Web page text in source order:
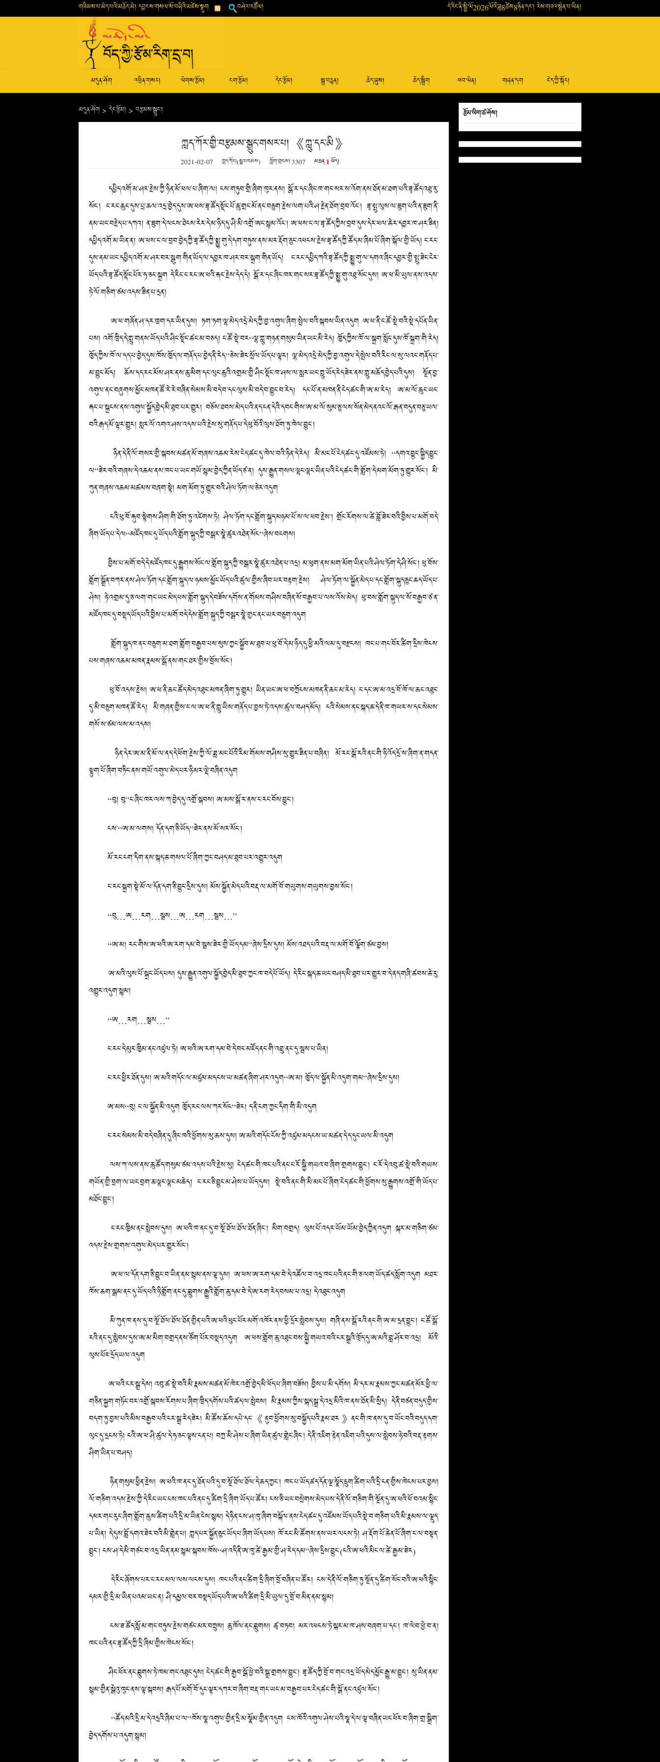
གཟིམས་པ་མེད་པའི་མཆོད་མེ། དབྱངས་གསལ་སོ་བཞིའི་མཛེས་སྡུག བཤེར་འཚོལ། དེ་རིང་ནི་སྤྱི་ལོ2026ལོའི་ཟླ8ཚེས8ཉིན་དང་། རེས་གཟའ་སྤེན་པ་ཡིན།
མདུན་ཤོག འཕྲིན་གསར། ལེགས་རྩོམ། ངག་རྩོམ། དེང་རྩོམ། སྒྲ་བརྙན། ཆེད་ཞུས། ཆེད་སྒྲིག ཕབ་ལེན། གཞན་དག ངེད་ཀྱི་སྐོར།
མདུན་ཤོག > དེང་རྩོམ། > བརྩམས་སྒྲུང་།
ཀླད་ཀོར་གྱི་བརྩམས་སྒྲུང་གསར་པ། 《ཀླུ་དང་མི》
2021-02-07 ཀླད་ཀོར།(སྨར་ཁམས) ཀློག་གྲངས།3307 མཆན 1 ཡོད།
དཔྱིད་འགོ་མ་ཤར་རྗེས་ཀྱི་ཉིན་མོ་ཕལ་པ་ཞིག་ལ། ངས་གཏུབ་གྲི་ཞིག་ཁུར་ནས། སྒོ་ར་དང་ཞིང་ཁ་གང་སར་ས་འོག་ནས་ཐོན་མ་ཐག་པའི་ཟྭ་ཚོད་འཐུ་རུ་
སོང་། ང་རང་ཆུང་དུས་པྲ་ཆལ་འདྲ་བྱེད་དུས་ཨ་ཕས་ཟྭ་ཚོད་སྡོང་པོ་ཆུ་གྲང་མོ་ནང་བཅུག་རྗེས་ལག་པའི་ཤ་རྗེན་ཐོག་བྲབ་འོང་། ཟྭ་སྤུ་ལུས་ལ་ཟུག་པའི་ན་ཟུག་ནི་
ནམ་ཡང་བརྗེད་པ་དཀའ། ན་ཟུག་དེ་ལངས་ཐེངས་རེར་དེ་མ་ཉིད་དུ་ཤི་མི་འགྲོ་ཨང་སྙམ་འོང་། ཨ་ཕས་ང་ལ་ཟྭ་ཚོད་ཀྱིས་བྲབ་དུས་དེར་ཕལ་ཆེར་དབྱར་ཁ་ཤར་ཟིན།
དཔྱིད་འགོ་མ་ཡིན་ན། ཨ་ཕས་ང་ལ་བྲབ་བྱེད་ཀྱི་ཟྭ་ཚོད་ཀྱི་སྨྱུ་གུ་དེ་དག་བཏུས་ནས་མར་རྡོག་ཅུང་འཕངས་རྗེས་ཟྭ་ཚོད་ཀྱི་ཚོད་མ་ཞིམ་པོ་ཞིག་སྐོལ་གྱི་ཡོད། ང་རང་
དུས་ནམ་ཡང་དཔྱིད་འགོ་མ་ཤར་བར་སྒུག་གིན་ཡོད་ལ་དབྱར་ཁ་ཤར་བར་སྐྲག་གིན་ཡོད། ང་རང་དཔྱིད་ཀའི་ཟྭ་ཚོད་ཀྱི་སྨྱུ་གུ་ལ་དགའ་ཞིང་དབྱར་གྱི་སྤུ་ཟེང་ངེར་
ཡོད་པའི་ཟྭ་ཚོད་སྡོང་པོར་ཧ་ཅང་སྐྲག དེ་རིང་ང་རང་ཨ་ཕའི་རྐང་རྗེས་དེད་དེ། སྒོ་ར་དང་ཞིང་ཁར་གང་སར་ཟྭ་ཚོད་ཀྱི་སྨྱུ་གུ་འཐུ་སོང་དུས། ཨ་ཕ་མི་ཡུལ་ནས་འདས་
ཏེ་ལོ་གཅིག་ཙམ་འདས་ཟིན་པ་དྲན།
ཨ་ཕ་གཞོན་ཤ་དར་ཁྲག་དར་ཡིན་དུས། ཏག་ཏག་ལྷ་མེད་འདྲེ་མེད་ཀྱི་བྱ་འགུལ་ཞིག་སྤེལ་བའི་སྐབས་ཡིན་འདུག ཨ་ཕ་ནི་ང་ཚོ་སྡེ་བའི་སྡེ་དཔོན་ཡིན་
པས། འགོ་ཁྲིད་དེ་ཀླུ་གནས་ཡོད་པའི་ཤིང་སྡོང་ཚང་མ་བཅད། ང་ཚོ་སྡེ་བར“ལྷ་ཀླུ་གཉན་གསུམ་ཡིན་ཡང་མི་རེད། ཁྱོད་ཀྱིས་ཁོ་ལ་སྐྲག་སློང་དུས་ཁོ་སྐྲག་གི་རེད།
ཁྱོད་ཀྱིས་ཁོ་ལ་དད་པ་བྱེད་དུས་ཁོས་ཁྱོད་ལ་གནོད་པ་བྱེད་ནི་རེད”ཅེས་ཟེར་སྲོལ་ཡོད་པ་ལྟར། ལྷ་མེད་འདྲེ་མེད་ཀྱི་བྱ་འགུལ་དེ་སྤེལ་བའི་རིང་ལ་སུ་ལའང་གནོད་པ་
མ་བྱུང་མོད། ཆོས་དད་རང་མོས་ཤར་ནས་ཆུ་མིག་དང་ལུང་ཆུའི་འགྲམ་གྱི་ཤིང་སྡོང་ཁ་ཤས་ལ་སླར་ཡང་ཀླུ་ཡོད་རེད་ཟེར་ནས་ཀླུ་མཆོད་བྱེད་པའི་དུས། སྔོན་བྱ་
འགུལ་ནང་བཞུགས་མྱོང་མཁན་ཚོ་རེ་རེ་བཞིན་སེམས་མི་བདེ་བ་དང་ལུས་མི་བདེ་བ་བྱུང་བ་རེད། དང་པོ་ན་མཁན་ནི་ངེད་ཚང་གི་ཨ་མ་རེད། ཨ་མ་ལོ་ཆུང་ཡང་
རྐང་པ་སྐྲངས་ནས་འགུལ་སྐྱོད་བྱེད་མི་ཐུབ་པར་གྱུར། བཅོས་ཐབས་མེད་པའི་ནད་ངན་དེའི་དབང་གིས་ཨ་མ་ལོ་སུམ་ཅུ་ལས་སོན་མེད་ནའང་ལོ་རྒན་བདུན་བཅུ་ཡལ་
བའི་རྒད་མོ་ལྟར་གྱུར། སླར་ལོ་འགའ་ཤས་འདས་པའི་རྗེས་སུ་གནོད་པ་དེ་ཕུ་བོའི་ལུས་ཐོག་ཏུ་ཁེལ་བྱུང་།
ཉིན་དེ་ནི་ལོ་གསར་གྱི་སྐབས་མཚན་མོ་གཞས་འཆམ་རེས་ངེད་ཚང་དུ་ཁེལ་བའི་ཉིན་དེ་རེད། མི་མང་པོ་ངེད་ཚང་དུ་འཛོམས་ཏེ། “དགའ་བྱུང་སྐྱིད་བྱུང་
ལ”ཟེར་བའི་གཞས་དེ་འཆམ་ནས་ཁང་པ་ཡང་གཡོ་སྙམ་བྱེད་ཀྱིན་ཡོད་ཙ་ན། དུས་རྒྱུན་གསལ་ལྷང་ལྷང་ཡིན་པའི་ངེད་ཚང་གི་གློག་དེ་མག་མོག་ཏུ་གྱུར་སོང་། མི་
ཀུན་གཞས་འཆམ་མཚམས་བཞག་སྟེ། མག་མོག་ཏུ་གྱུར་བའི་ཤེལ་ཏོག་ལ་ཅེར་འདུག
ངའི་ཕུ་བོ་རྐུབ་སྟེགས་ཤིག་གི་ཐོག་ཏུ་འཛེགས་ཏེ། ཤེལ་ཏོག་དང་གློག་སྐུད་མཉམ་པོ་ས་ལ་ཕབ་རྗེས་། གྲོང་རོགས་ལ་ཚེ་བློ་ཟེར་བའི་བྱིས་པ་མགོ་བདེ་
ཞིག་ཡོད་པ་དེ་ལ“མཛོད་ཁང་དུ་ཡོད་པའི་གློག་སྐུད་ཀྱི་བསྒར་སྣེ་ཚུར་འཐེན་སོང”ཞེས་བངགས།
བྱིས་པ་མགོ་བདེ་དེ་མཛོད་ཁང་དུ་རྒྱུགས་སོང་ལ་གློག་སྐུད་ཀྱི་བསྒར་སྣེ་ཚུར་འཐེན་པ་འདྲ། མ་ཕུག་ནས་མག་མོག་ཡིན་པའི་ཤེལ་ཏོག་དེ་ཤི་སོང་། ཕུ་བོས་
གློག་སྒྲོན་བཀར་ནས་ཤེལ་ཏོག་དང་གློག་སྐུད་ལ་ཉམས་མྱོང་ཡོད་པའི་ཚུལ་གྱིས་ཞིབ་པར་བརྟག་རྗེས། ཤེལ་ཏོག་ལ་སྐྱོན་མེད་པ་དང་གློག་སྐུད་ཅུང་ཆད་ཡོད་པ་
ཤེས། ཉེ་འགྲམ་དུ་ཅ་ལག་གང་ཡང་མེད་པས་གློག་སྐུད་དེ་བཟོས་དགོས་ན་གོམས་གཤིས་བཞིན་སོ་བརྒྱབ་པ་ལས་འོས་མེད། ཕུ་བས་གློག་སྐུད་ལ་སོ་བརྒྱབ་ཙ་ན་
མཛོད་ཁང་དུ་བསྡད་ཡོད་པའི་བྱིས་པ་མགོ་བདེ་དེས་གློག་སྐུད་ཀྱི་བསྒར་སྣེ་གྱང་ནང་ཡར་བཅུག་འདུག
གློག་སྐུད་ཁ་ནང་བཅུག་མ་ཐག་གློག་བརྒྱབ་པས་སུས་ཀྱང་སྐྱོབ་མ་ཐུབ་པ་ཕུ་བོ་དེ་མ་ཉིད་དུ་ཕྱི་མའི་ལམ་དུ་བརྫངས། ཁང་པ་གང་བོར་ཚིག་དྲིས་ཁེངས་
པས་གཞས་འཆམ་མཁན་རྣམས་སྒོ་ནས་གང་ཐར་གྱིས་བྲོས་སོང་།
ཕུ་བོ་འདས་རྗེས། ཨ་ཕ་ནི་ཆང་ཚོད་མེད་འཐུང་མཁན་ཞིག་ཏུ་གྱུར། ཡིན་ཡང་ཨ་ཕ་བཀྲོངས་མཁན་ནི་ཆང་མ་རེད། ང་དང་ཨ་མ་འདྲ་བོ་ཁོ་ལ་ཆང་འཐུང་
དུ་མི་བཅུག་མཁན་ཚོ་རེད། མི་གཞན་གྱིས་ང་ལ་ཨ་ཕ་ནི་ཀླུ་ཡིས་གནོད་པ་བྱས་ཏེ་འདས་ཚུལ་བཤད་མོད། ངའི་སེམས་ནང་སྐད་ཆ་དེ་ནི་ཁ་གཡར་ས་དང་སེམས་
གསོ་ས་ཙམ་ལས་མ་འདས།
ཉིན་དེར་ཨ་མ་ནི་མོ་ལ་ནད་དེ་ཕོག་རྗེས་ཀྱི་ལོ་ཟླ་མང་པོའི་རིམ་གོམས་གཤིས་སུ་གྱུར་ཟིན་པ་བཞིན། མོ་རང་སྒོ་རའི་ནང་གི་ཉི་འོད་དྲོ་ས་ཞིག་ན་གདན་
སྟུག་པོ་ཞིག་བཏིང་ནས་གཡོ་འགུལ་མེད་པར་ཉི་མར་ལྡེ་བཞིན་འདུག
“བུ། བུ”ང་ཞིང་ཁར་ལས་ཀ་བྱེད་དུ་འགྲོ་སྐབས། ཨ་མས་སྒོ་ར་ནས་ང་རང་བོས་བྱུང་།
ངས་“ཨ་མ་ལགས། དོན་དག་ཅི་ཡོད”ཟེར་ནས་མོ་སར་སོང་།
མོ་རང་ངག་དིག་ནས་སྐད་ཆ་གསལ་པོ་ཞིག་ཀྱང་བཤད་མ་ཐུབ་པར་འགྱུར་འདུག
ང་རང་སྐྲག་སྟེ་མོ་ལ་དོན་དག་ཅི་བྱུང་དྲིས་དུས། མོས་སྐྱོན་མེད་པའི་བརྡ་ལ་མགོ་བོ་གཡུགས་གཡུགས་བྱས་སོང་།
“བུ…ཨ…རག…སྦས…ཨ…རག…སྦས…”
“ཨ་མ། རང་གིས་ཨ་ཕའི་ཨ་རག་དམ་བེ་སྦས་ཟེར་གྱི་ཡོད་དམ”ཞེས་དྲིས་དུས། མོས་འཐད་པའི་བརྡ་ལ་མགོ་བོ་ལྕོག་ཙམ་བྱས།
ཨ་མའི་ལུས་པོ་སྐྲང་ཡོད་པས། དུས་རྒྱུན་འགུལ་སྐྱོད་བྱེད་མི་ཐུབ་ཀྱང་ཁ་བདེ་པོ་ཡོད། དེ་རིང་སྐད་ཆ་ཡང་བཤད་མི་ཐུབ་པར་གྱུར་བ་དེ་ནད་གཞི་ཚབས་ཆེ་རུ་
འགྱུར་འདུག་སྙམ།
“ཨ…རག…སྦས…”
ང་རང་དེ་མུར་ཁྱིམ་ནང་འཛུལ་ཏེ། ཨ་ཕའི་ཨ་རག་དམ་བེ་དེ་བང་མཛོད་ནང་གི་འབྲུ་ནང་དུ་སྦས་པ་ཡིན།
ང་རང་ཕྱིར་ཐོན་དུས། ཨ་མའི་གདོང་ལ་མཛུམ་མདངས་ཡ་མཚན་ཞིག་ཤར་འདུག“ཨ་མ། ཁྱོད་ལ་སྐྱོན་མི་འདུག་གམ”ཞེས་དྲིས་དུས།
ཨ་མས“བུ། ང་ལ་སྐྱོན་མི་འདུག ཁྱོད་རང་ལས་ཀར་སོང”ཟེར། ད་ནི་ངག་ཀྱང་དིག་གི་མི་འདུག
ང་རང་སེམས་མི་བདེ་བཞིན་དུ་ཞིང་ཁའི་ཕྱོགས་སུ་ཆས་དུས། ཨ་མའི་གདོང་ངོས་ཀྱི་འཛུམ་མདངས་ཡ་མཚན་དེ་ད་དུང་ཡལ་མི་འདུག
ལས་ཀ་ལས་ནས་ཆུ་ཚོད་གསུམ་ཙམ་འདས་པའི་རྗེས་སུ། ངེད་ཚང་གི་ཁང་པའི་ནང་ང་རོ་སྐྱི་གཡའ་བ་ཞིག་གྲགས་བྱུང་། ང་རོ་དེ་འབུ་ཚ་སྡེ་བའི་གཡས་
གཡོན་གྱི་བྲག་ལ་ཡང་བྲག་ཆ་ལྷང་ལྷང་མཆེད། ང་རང་ཅི་བྱུང་མ་ཤེས་པ་ཡོད་དུས། སྡེ་བའི་ནང་གི་མི་མང་པོ་ཞིག་ངེད་ཚང་གི་ཕྱོགས་སུ་རྒྱུགས་འགྲོ་གི་ཡོད་པ་
མཐོང་བྱུང་།
ང་རང་ཁྱིམ་ནང་སླེབས་དུས། ཨ་ཕའི་ཁ་ནང་དུ་བ་སྔོ་ཐོལ་ཐོལ་ཐོན་ཞིང་། མིག་བགྲད། ལུས་པོ་འདར་ཡོམ་ཡོམ་བྱེད་ཀྱིན་འདུག སྐར་མ་གཅིག་ཙམ་
འདས་རྗེས་གྲགས་འགུལ་མེད་པར་གྱུར་སོང་།
ཨ་ཕ་ལ་དོན་དག་ཅི་བྱུང་བ་ཡིན་ནམ་སྙམ་ནས་ལྟ་དུས། ཨ་ཕས་ཨ་རག་དམ་བེ་དེ་འཚོལ་བ་འདྲ་ཁང་པའི་ནང་གི་ཅ་ལག་ཡོད་ཚད་སློག་འདུག མཐར་
ཁོས་ཆག་སྒམ་ནང་དུ་ཡོད་པའི་ཉི་གློག་ནང་དུ་བླུགས་རྒྱུའི་གློག་ཆུ་དམ་བེ་དེ་ཨ་རག་རེད་བསམ་པ་འདྲ། དེ་འཐུང་འདུག
མི་ཀུན་ཁ་ནས་དུ་བ་སྔོ་ཐོལ་ཐོལ་ཐོན་གྱིན་པའི་ཨ་ཕའི་ཕུང་པོར་མགོ་འཁོར་ནས་ཕྱི་དྲོར་སླེབས་དུས། གཞི་ནས་སྒོ་རའི་ནང་གི་ཨ་མ་དྲན་བྱུང་། ང་ཚོ་སྒོ་
རའི་ནང་དུ་སླེབས་དུས་ཨ་མ་མིག་བགྲད་ནས་ཙོག་པོར་བསྡད་འདུག ཨ་ཕས་གློག་ཆུ་འཐུང་བས་སྐྱི་གཡའ་བའི་ངར་སྒྲའི་ཁྲོད་དུ་ཨ་མའི་བླ་ཤོར་བ་འདྲ། མོའི་
ལུས་པོར་དྲོད་ཡལ་འདུག
ཨ་ཕའི་ངར་སྒྲ་དེས། འབུ་ཚ་སྡེ་བའི་མི་རྣམས་མཚན་མོ་ཁེར་འགྲོ་བྱེད་མི་ཕོད་པ་ཞིག་བཟོས། བྱིས་པ་མི་དགོས། མི་དར་མ་རྣམས་ཀྱང་མཚན་མོར་ཕྱི་ལ་
གཅིན་སྐྱག་གཏོང་བར་འགྲོ་སྐབས་རོགས་པ་ཞིག་ཁྲིད་དགོས་པའི་ཚད་ལ་སླེབས། མི་རྣམས་ཀྱིས་སྐད་སྒྲ་དེ་འདྲ་མིའི་ཁ་ནས་ཐོན་མི་སྲིད། དེ་ནི་བཙན་བདུད་གྱིས་
བདག་ཏུ་བྱས་པའི་མིས་བརྒྱབ་པའི་ངར་སྒྲ་རེད་ཟེར། མི་ཚོས་ཆོས་དཔེ་དང་《ནུབ་ཕྱོགས་སུ་བསྐྱོད་པའི་རྣམ་ཐར》ནང་གི་ཁ་ནས་དུ་བ་ཡོང་བའི་བདུད་དག་
ལུང་དུ་དྲངས་ཏེ། ངའི་ཨ་ཕ་ཤི་ཚུལ་དེ་ཧ་ཅང་ལྟས་ངན་པ། བཀྲ་མི་ཤེས་པ་ཞིག་ཡིན་ཚུལ་གླེང་ཞིང་། དེ་ནི་འཇིག་རྟེན་འཇིག་པའི་དུས་ལ་སླེབས་ཉེ་བའི་བརྡ་རྟགས་
ཤིག་ཡིན་པ་བཤད།
ཉིན་གསུམ་ཕྱིན་རྗེས། ཨ་ཕའི་ཁ་ནང་དུ་ཐོན་པའི་དུ་བ་སྔོ་ཐོལ་ཐོལ་དེ་ཆད་ཀྱང་། ཁང་པ་ཡོད་ཚད་དོན་ལྔ་སྣོད་དྲུག་ཚིག་པའི་དྲི་ངན་གྱིས་ཁེངས་པར་བྱས།
ལོ་གཅིག་འདས་རྗེས་ཀྱི་དེ་རིང་ཡང་ངས་ཁང་པའི་ནང་དུ་ཚིག་དྲི་ཞིག་ཡོད་པ་ཚོར། ངས་ཅི་ཡང་བསྲེགས་མེད་པས་དེ་ནི་ལོ་གཅིག་གི་སྔོན་དུ་ཨ་ཕའི་ཕོ་བའམ་སྙིང་
དམར་གང་རུང་ཞིག་གློག་ཆུས་ཚིག་པའི་དྲི་མ་ཡིན་ངེས་སྙམ། དེ་ཉིན་ངས་ཤ་ཁུ་ཞིག་བསྐོལ་ནས་ངེད་ཚང་དུ་འཛོམས་ཡོད་པའི་སྡེ་བ་གཅིག་པའི་མི་རྣམས་ལ་ལྡུད་
པ་ཡིན། དེ་དུས་བློ་དགའ་ཟེར་བའི་མི་གླེན་པ། ཀླད་པར་སྐྱོན་ཅུང་ཡོད་པ་ཞིག་ཡོད་པས། ཁོ་རང་མི་ཚོགས་ནས་ཡར་ལངས་ཏེ། ཤ་རྡོག་པོ་ཆེན་པོ་ཞིག་ང་ལ་བསྟན་
བྱུང་། ངས་ཤ་དེ་མི་གཙང་བ་འདྲ་ཡིན་ནམ་སྙམ་སྐབས་ཁོས“ཤ་འདི་ནི་ཨ་ཁུ་ཚེ་རྒྱམ་གྱི་ཤ་རེད་དམ”ཞེས་དྲིས་བྱུང་(ངའི་ཨ་ཕའི་མིང་ལ་ཚེ་རྒྱམ་ཟེར)
དེ་རིང་ཞོགས་པར་ང་རང་མལ་ལས་ལངས་དུས། ཁང་པའི་ནང་ཚིག་དྲི་ཞིག་བྲོ་བཞིན་པ་ཚོར། ངས་དེ་ནི་ལོ་གཅིག་ཏུ་སྔོན་དུ་ཚིག་སོང་བའི་ཨ་ཕའི་སྙིང་
དམར་གྱི་དྲི་མ་ཡིན་པའམ་ཡང་ན། ཤི་དམྱལ་བར་བསྡད་ཡོད་པའི་ཨ་ཕའི་ཚིག་དྲི་མི་ཡུལ་དུ་བྲོ་བ་མིན་ནམ་སྙམ།
ངས་ཟ་ཚོད་སློ་མ་གང་བཏུས་རྗེས་གཙང་མར་བཀྲུས། ཆུ་ཁོལ་ནང་བླུགས། ཚྭ་བཏབ། མར་འཕངས་ཏེ་སྐར་མ་ཁ་ཤས་བཞག་པ་དང་། ཁ་ལེབ་ཕྱེ་བ་ན།
ཁང་པའི་ནང་ཟྭ་ཚོད་ཀྱི་དྲི་ཞིམ་གྱིས་ཁེངས་སོང་།
ཤིང་ཕོར་ནང་བླུགས་ཏེ་ཁམ་གང་འཐུང་དུས། ངེད་ཚང་གི་རྒྱབ་སྒོ་ཕྱེ་བའི་སྒྲ་གྲགས་བྱུང་། ཟྭ་ཚོད་ཀྱི་བྲོ་བ་གང་འདྲ་ཡོད་མེད་མྱོང་རྒྱུ་མ་བྱུང་། སུ་ཡིན་ནམ་
སྙམ་གྱིན་སྒེའུ་ཁུང་ནས་ལྟ་སྐབས། རྒད་པོ་མགོ་བོ་དུང་ལྟར་དཀར་བ་ཞིག་བརྡ་གང་ཡང་མ་བརྒྱབ་པར་ངེད་ཚང་གི་སྒོ་ནང་འཛུལ་སོང་།
“ཚོད་མའི་དྲི་མ་དེ་འདྲའི་ཞིམ་པ་ལ”ཁོས་སྣ་འགུལ་གྱིན་དྲི་མ་སྣོམ་གྱིན་འདུག ངས་ཁོའི་འགུལ་ཤེས་པའི་སྣ་དེ་ལ་ལྟ་བཞིན་ཡང་ཕོར་བ་ཞིག་གྲ་སྒྲིག་
བྱེད་དགོས་པ་འདུག་སྙམ།
རྩོམ་ཡིག་ཚ་ཤོས།